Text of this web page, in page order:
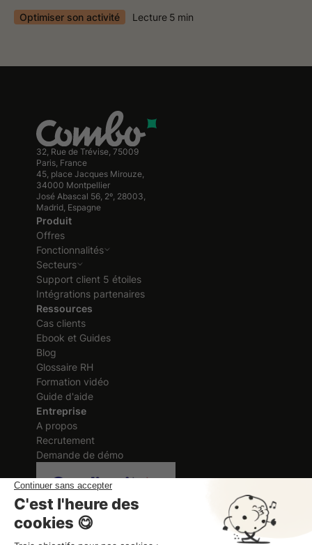
Optimiser son activité Lecture 5 min
32, Rue de Trévise, 75009
Paris, France
45, place Jacques Mirouze,
34000 Montpellier
José Abascal 56, 2º, 28003,
Madrid, Espagne
Produit
Offres
Fonctionnalités
Secteurs
Support client 5 étoiles
Intégrations partenaires
Ressources
Cas clients
Ebook et Guides
Blog
Glossaire RH
Formation vidéo
Guide d'aide
Entreprise
A propos
Recrutement
Demande de démo
Certification délivrée au titre des